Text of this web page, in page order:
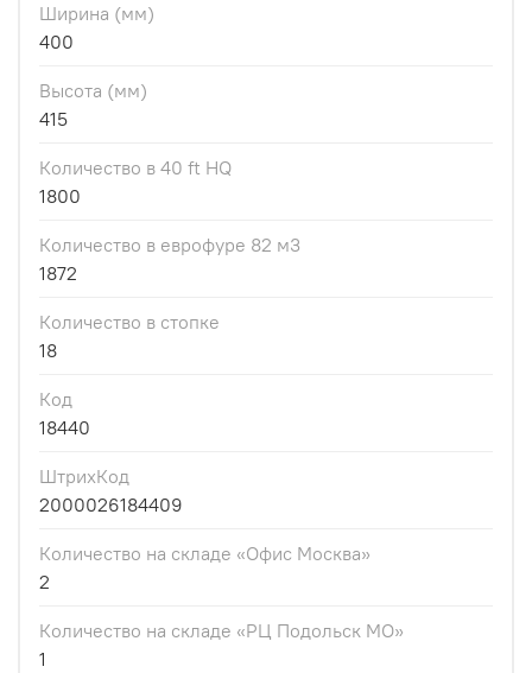
Ширина (мм)
400
Высота (мм)
415
Количество в 40 ft HQ
1800
Количество в еврофуре 82 м3
1872
Количество в стопке
18
Код
18440
ШтрихКод
2000026184409
Количество на складе «Офис Москва»
2
Количество на складе «РЦ Подольск МО»
1